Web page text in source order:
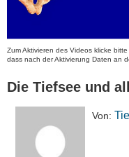
Zum Aktivieren des Videos klicke
dass nach der Aktivierung Daten an
Die Tiefsee und
Von: